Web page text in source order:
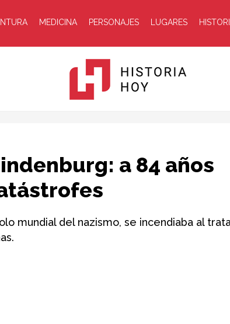
MEDICINA PERSONAJES LUGARES
a 84 años
mundial del nazismo, se incendiaba al